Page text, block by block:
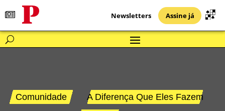
Newsletters Assine já
Comunidade
A Diferença Que Eles Fazem